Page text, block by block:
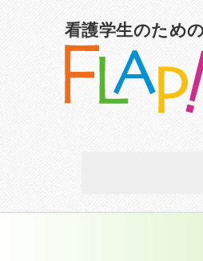
看護学生のための